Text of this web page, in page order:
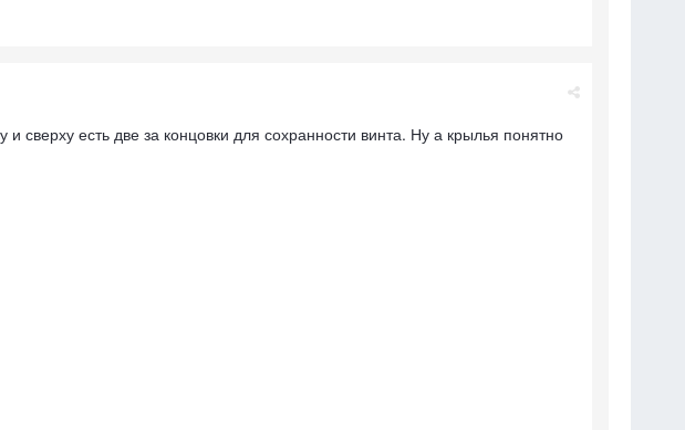
есть две за концовки для сохранности винта. Ну а крылья понятно